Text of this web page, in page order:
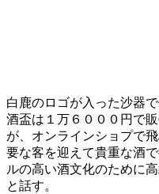
白鹿のロゴが入った沙器
酒盃は１万６０００円で
が、オンラインショプで
要な客を迎えて貴重な酒
ルの高い酒文化のために
と話す。